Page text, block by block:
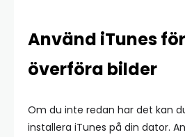
Använd iTunes
överföra bilder
Om du inte redan har det kan
installera iTunes på din dator.